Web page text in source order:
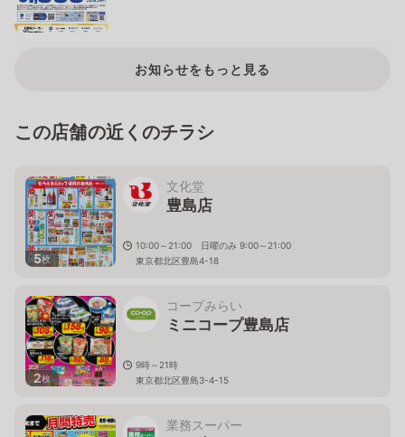
お知らせをもっと見る
この店舗の近くのチラシ
5枚
文化堂
豊島店
10:00～21:00 日曜のみ 9:00～21:00
東京都北区豊島4-18
2枚
コープみらい
ミニコープ豊島店
9時～21時
東京都北区豊島3-4-15
業務スーパー